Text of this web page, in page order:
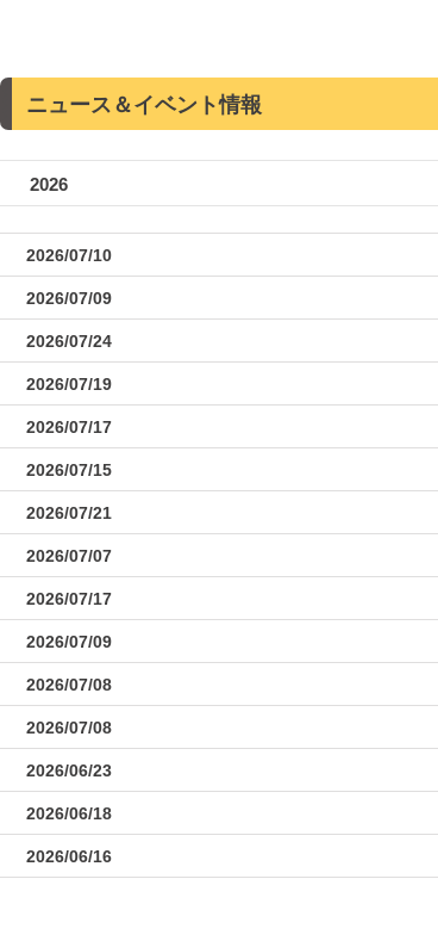
ニュース＆イベント情報
2026
2026/07/10
2026/07/09
2026/07/24
2026/07/19
2026/07/17
2026/07/15
2026/07/21
2026/07/07
2026/07/17
2026/07/09
2026/07/08
2026/07/08
2026/06/23
2026/06/18
2026/06/16